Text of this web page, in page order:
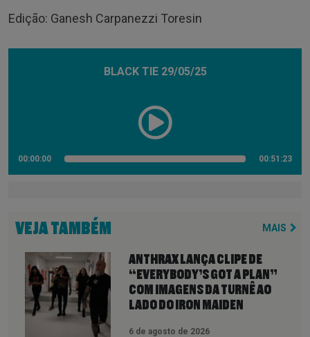
Edição: Ganesh Carpanezzi Toresin
BLACK TIE 29/05/25
00:00:00 00:51:23
VEJA TAMBÉM MAIS
ANTHRAX LANÇA CLIPE DE
“EVERYBODY’S GOT A PLAN”
COM IMAGENS DA TURNÊ AO
LADO DO IRON MAIDEN
6 de agosto de 2026